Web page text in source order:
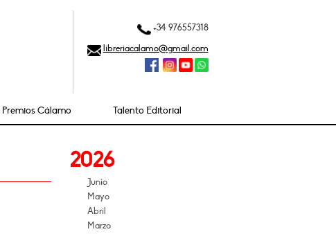
+34 976557318
libreriacalamo@gmail.com
Premios Cálamo Talento Editorial
2026
Junio
Mayo
Abril
Marzo